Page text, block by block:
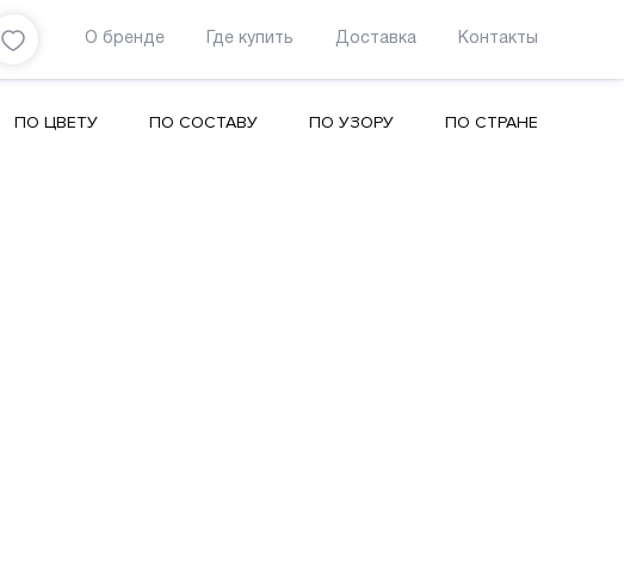
О бренде Где купить Доставка Контакты
ПО ЦВЕТУ ПО СОСТАВУ ПО УЗОРУ ПО СТРАНЕ